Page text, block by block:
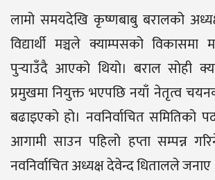
लामो समयदेखि कृष्णबाबु बरालको
विद्यार्थी मञ्चले क्याम्पसको विकासमा
पुर्‍याउँदै आएको थियो। बराल सोही
प्रमुखमा नियुक्त भएपछि नयाँ नेतृत्व
बढाइएको हो। नवनिर्वाचित समितिको
आगामी साउन पहिलो हप्ता सम्पन्न
नवनिर्वाचित अध्यक्ष देवेन्द धितालले जनाए